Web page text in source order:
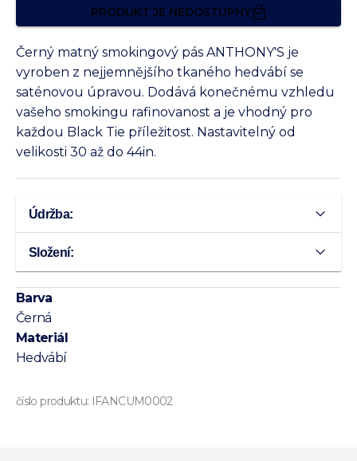
PRODUKT JE NEDOSTUPNÝ
Černý matný smokingový pás ANTHONY'S je
vyroben z nejjemnějšího tkaného hedvábí se
saténovou úpravou. Dodává konečnému vzhledu
vašeho smokingu rafinovanost a je vhodný pro
každou Black Tie příležitost. Nastavitelný od
velikosti 30 až do 44in.
Údržba:
Složení:
Barva
Černá
Materiál
Hedvábí
číslo produktu: IFANCUM0002